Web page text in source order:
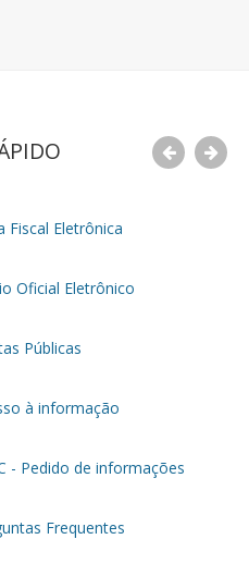
Fiscal Eletrônica
Oficial Eletrônico
Públicas
à informação
- Pedido de informações
Frequentes